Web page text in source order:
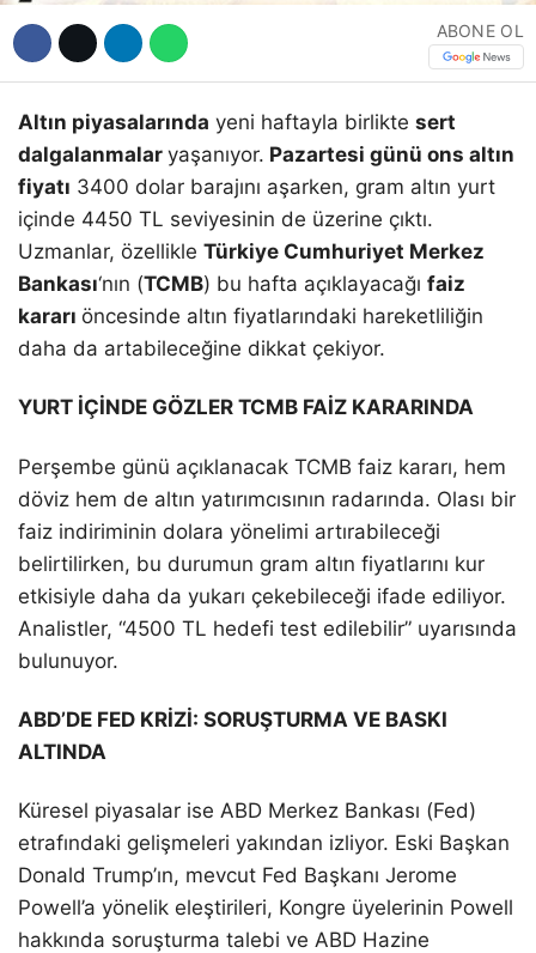
ABONE OL
Altın piyasalarında yeni haftayla birlikte sert
dalgalanmalar yaşanıyor. Pazartesi günü ons altın
fiyatı 3400 dolar barajını aşarken, gram altın yurt
içinde 4450 TL seviyesinin de üzerine çıktı.
Uzmanlar, özellikle Türkiye Cumhuriyet Merkez
Bankası‘nın (TCMB) bu hafta açıklayacağı faiz
kararı öncesinde altın fiyatlarındaki hareketliliğin
daha da artabileceğine dikkat çekiyor.
YURT İÇİNDE GÖZLER TCMB FAİZ KARARINDA
Perşembe günü açıklanacak TCMB faiz kararı, hem
döviz hem de altın yatırımcısının radarında. Olası bir
faiz indiriminin dolara yönelimi artırabileceği
belirtilirken, bu durumun gram altın fiyatlarını kur
etkisiyle daha da yukarı çekebileceği ifade ediliyor.
Analistler, “4500 TL hedefi test edilebilir” uyarısında
bulunuyor.
ABD’DE FED KRİZİ: SORUŞTURMA VE BASKI
ALTINDA
Küresel piyasalar ise ABD Merkez Bankası (Fed)
etrafındaki gelişmeleri yakından izliyor. Eski Başkan
Donald Trump’ın, mevcut Fed Başkanı Jerome
Powell’a yönelik eleştirileri, Kongre üyelerinin Powell
hakkında soruşturma talebi ve ABD Hazine